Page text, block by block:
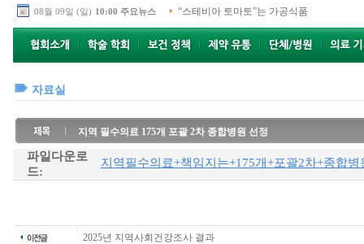
08월 09일 (일) 10:00 주요뉴스 “스테비아 토마토”는 가공식품
자료실
지역 필수의료 175개 포괄 2차 종합병원 선정
파일다운로
드:
지역필수의료+책임지는+175개+포괄2차+종합병
2025년 지역사회건강조사 결과